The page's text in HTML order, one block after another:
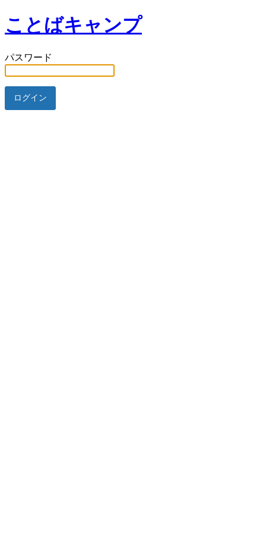
ことばキャンプ
パスワード